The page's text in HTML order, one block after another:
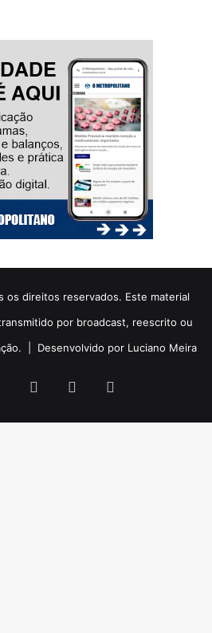
os direitos reservados. Este material
por broadcast, reescrito ou
| Desenvolvido por Luciano Meira
YouTubeInstagram